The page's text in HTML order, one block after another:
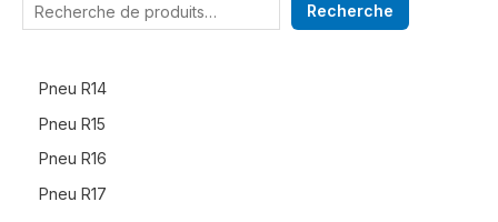
Recherche
Pneu R14
Pneu R15
Pneu R16
Pneu R17